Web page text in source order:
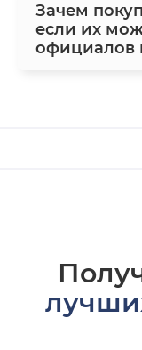
Зачем
если их
официалов